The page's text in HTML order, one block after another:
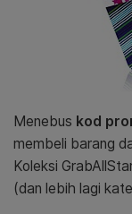
Menebus kod
membeli barang
Koleksi
(dan lebih lagi